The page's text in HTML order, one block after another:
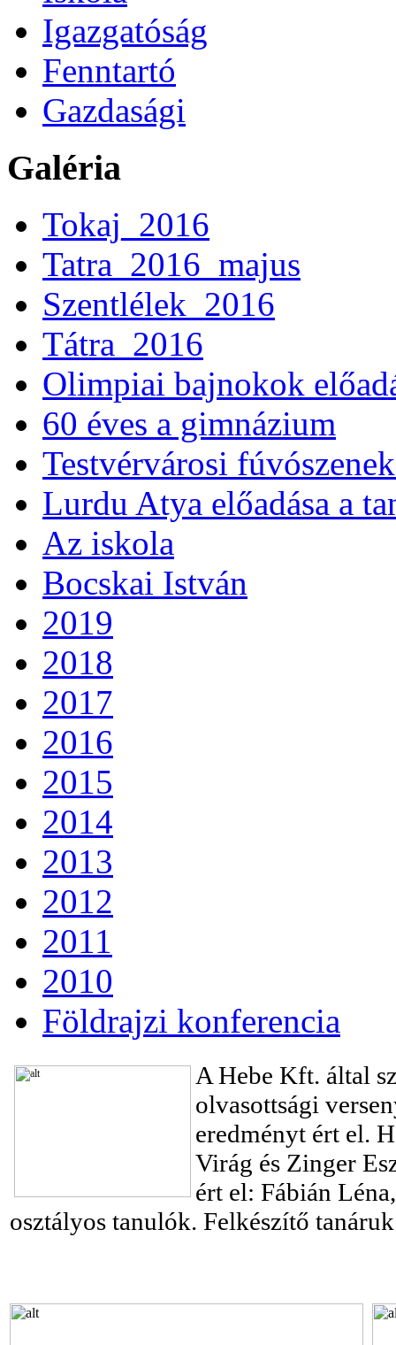
Igazgatóság
Fenntartó
Gazdasági
Galéria
Tokaj_2016
Tatra_2016_majus
Szentlélek_2016
Tátra_2016
Olimpiai bajnokok
60 éves a gimnázium
Testvérvárosi
Lurdu Atya előadása a
Az iskola
Bocskai István
2019
2018
2017
2016
2015
2014
2013
2012
2011
2010
Földrajzi konferencia
A Hebe Kft. által
olvasottsági
eredményt ért el.
Virág és Zinger
ért el: Fábián
osztályos tanulók. Felkészítő